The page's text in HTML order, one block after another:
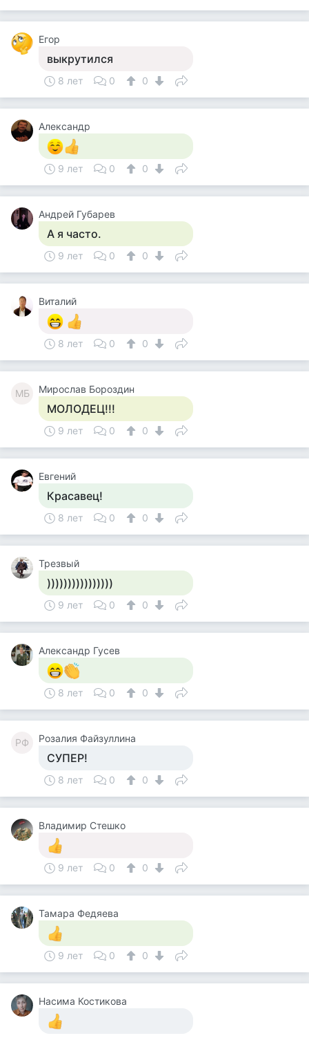
Егор
выкрутился
8 лет 0 0
Александр
9 лет 0 0
Андрей Губарев
А я часто.
9 лет 0 0
Виталий
8 лет 0 0
МБ Мирослав Бороздин
МОЛОДЕЦ!!!
9 лет 0 0
Евгений
Красавец!
8 лет 0 0
Трезвый
))))))))))))))))
9 лет 0 0
Александр Гусев
8 лет 0 0
РФ Розалия Файзуллина
СУПЕР!
8 лет 0 0
Владимир Стешко
9 лет 0 0
Тамара Федяева
9 лет 0 0
Насима Костикова